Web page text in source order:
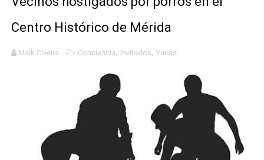
Que no nos aplaste el Talón de Hierro
Pokémon: La película existencialista
Centro Histórico de Mérida
Maik Civeira Conciencia, Invitados, Yucas